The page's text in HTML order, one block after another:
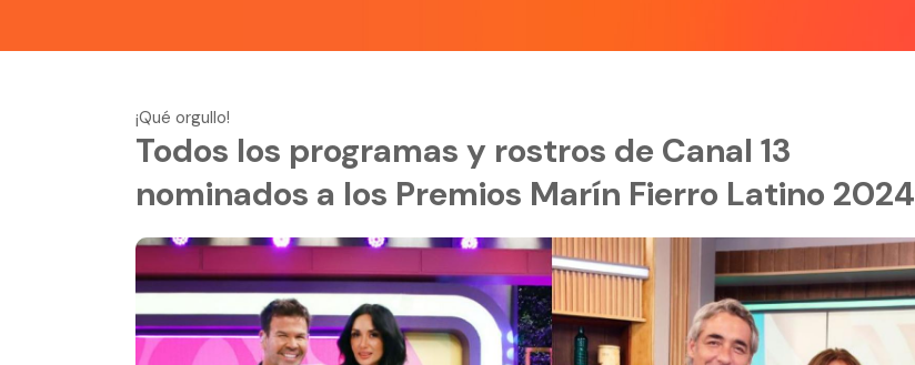
¡Qué orgullo!
Todos los programas y rostros de Canal 13
nominados a los Premios Marín Fierro Latino 2024